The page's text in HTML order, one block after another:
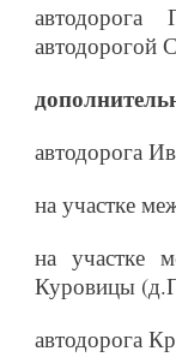
автодорогой
автодорога
на участке
на участке
Куровицы
автодорога